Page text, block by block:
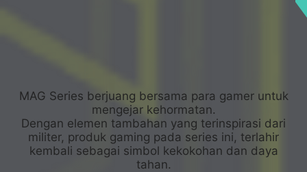
MAG Series berjuang bersama para gamer untuk
mengejar kehormatan.
Dengan elemen tambahan yang terinspirasi dari
militer, produk gaming pada series ini, terlahir
kembali sebagai simbol kekokohan dan daya
tahan.